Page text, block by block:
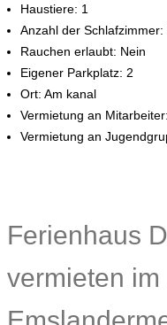
Haustiere: 1
Anzahl der Schlafzimmer:
Rauchen erlaubt: Nein
Eigener Parkplatz: 2
Ort: Am kanal
Vermietung an
Vermietung an
Ferienhaus
vermieten im